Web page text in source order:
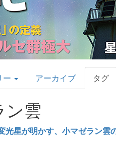
ー アーカイブ タグ
ン雲
光星が明かす、小マゼラン雲